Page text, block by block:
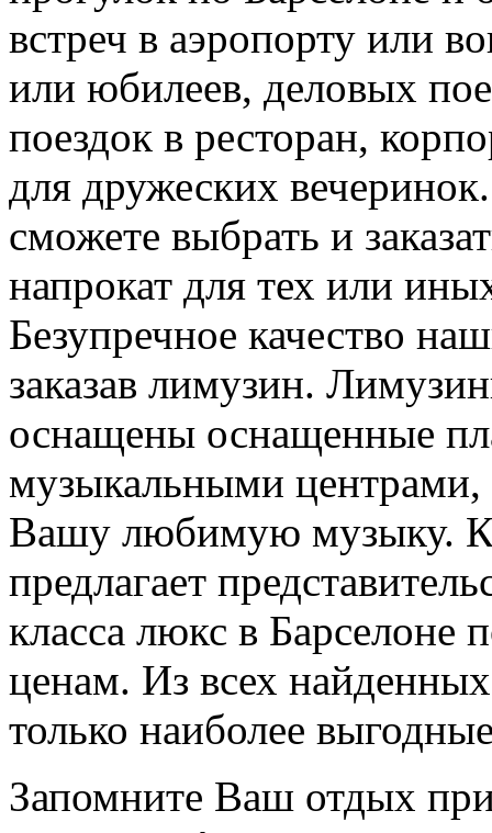
встреч в аэропорту или
или юбилеев, деловых
поездок в ресторан,
для дружеских
сможете выбрать и
напрокат для тех или
Безупречное качество
заказав лимузин.
оснащены оснащенные
музыкальными центрами,
Вашу любимую музыку.
предлагает
класса люкс в Барселоне
ценам. Из всех
только наиболее
Запомните Ваш отдых